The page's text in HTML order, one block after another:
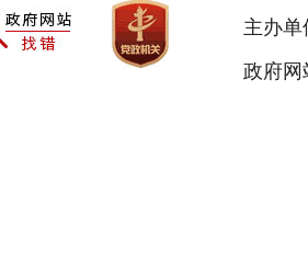
主办
政府网